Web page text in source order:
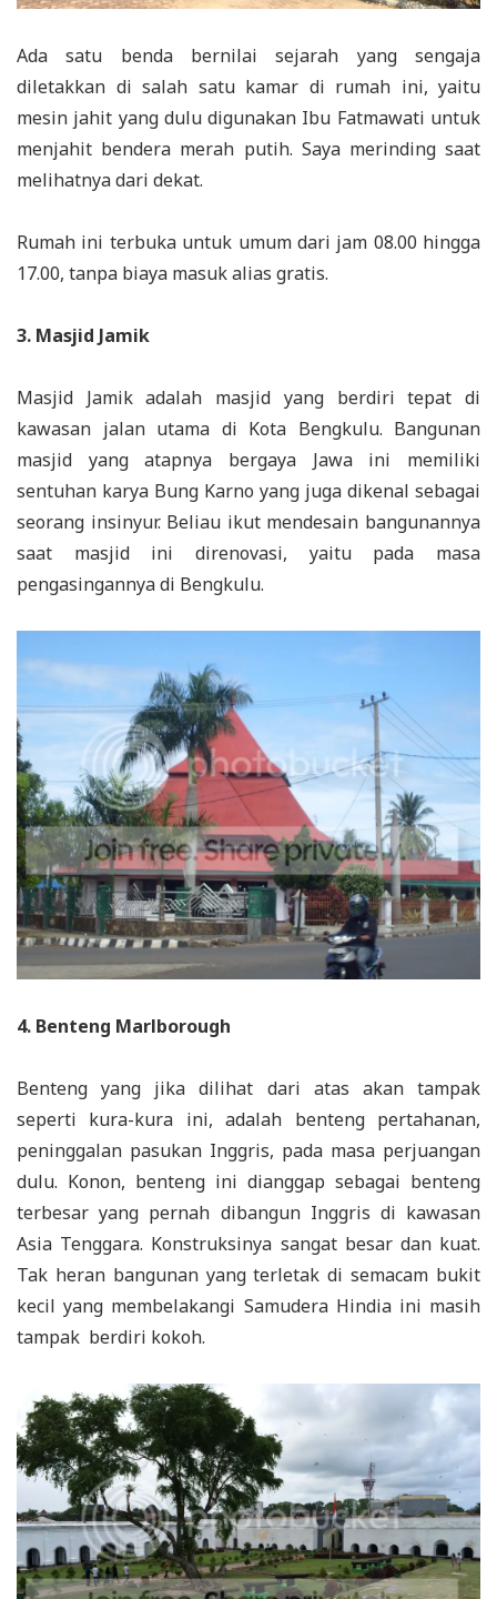
Ada satu benda bernilai sejarah yang sengaja
diletakkan di salah satu kamar di rumah ini, yaitu
mesin jahit yang dulu digunakan Ibu Fatmawati untuk
menjahit bendera merah putih. Saya merinding saat
melihatnya dari dekat.
Rumah ini terbuka untuk umum dari jam 08.00 hingga
17.00, tanpa biaya masuk alias gratis.
3. Masjid Jamik
Masjid Jamik adalah masjid yang berdiri tepat di
kawasan jalan utama di Kota Bengkulu. Bangunan
masjid yang atapnya bergaya Jawa ini memiliki
sentuhan karya Bung Karno yang juga dikenal sebagai
seorang insinyur. Beliau ikut mendesain bangunannya
saat masjid ini direnovasi, yaitu pada masa
pengasingannya di Bengkulu.
4. Benteng Marlborough
Benteng yang jika dilihat dari atas akan tampak
seperti kura-kura ini, adalah benteng pertahanan,
peninggalan pasukan Inggris, pada masa perjuangan
dulu. Konon, benteng ini dianggap sebagai benteng
terbesar yang pernah dibangun Inggris di kawasan
Asia Tenggara. Konstruksinya sangat besar dan kuat.
Tak heran bangunan yang terletak di semacam bukit
kecil yang membelakangi Samudera Hindia ini masih
tampak berdiri kokoh.